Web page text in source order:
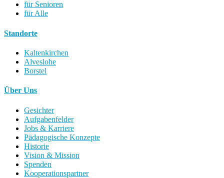
für Senioren
für Alle
Standorte
Kaltenkirchen
Alveslohe
Borstel
Über Uns
Gesichter
Aufgabenfelder
Jobs & Karriere
Pädagogische Konzepte
Historie
Vision & Mission
Spenden
Kooperationspartner